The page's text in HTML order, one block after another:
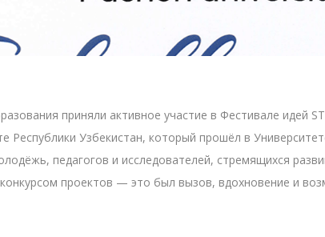
приняли активное участие в Фестивале идей
Республики Узбекистан, который прошёл в
педагогов и исследователей, стремящихся
проектов — это был вызов, вдохновение и